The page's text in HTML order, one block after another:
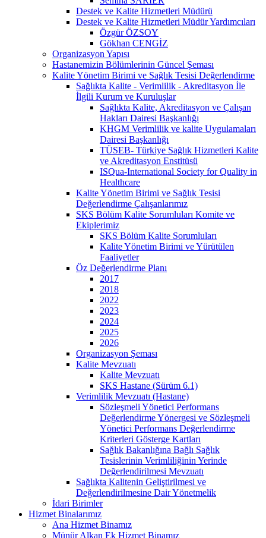
Destek ve Kalite Hizmetleri Müdürü
Destek ve Kalite Hizmetleri Müdür Yardımcıları
Özgür ÖZSOY
Gökhan CENGİZ
Organizasyon Yapısı
Hastanemizin Bölümlerinin Güncel Şeması
Kalite Yönetim Birimi ve Sağlık Tesisi Değerlendirme
Sağlıkta Kalite - Verimlilik - Akreditasyon İle
İlgili Kurum ve Kuruluşlar
Sağlıkta Kalite, Akreditasyon ve Çalışan
Hakları Dairesi Başkanlığı
KHGM Verimlilik ve kalite Uygulamaları
Dairesi Başkanlığı
TÜSEB- Türkiye Sağlık Hizmetleri Kalite
ve Akreditasyon Enstitüsü
ISQua-International Society for Quality in
Healthcare
Kalite Yönetim Birimi ve Sağlık Tesisi
Değerlendirme Çalışanlarımız
SKS Bölüm Kalite Sorumluları Komite ve
Ekiplerimiz
SKS Bölüm Kalite Sorumluları
Kalite Yönetim Birimi ve Yürütülen
Faaliyetler
Öz Değerlendirme Planı
2017
2018
2022
2023
2024
2025
2026
Organizasyon Şeması
Kalite Mevzuatı
Kalite Mevzuatı
SKS Hastane (Sürüm 6.1)
Verimlilik Mevzuatı (Hastane)
Sözleşmeli Yönetici Performans
Değerlendirme Yönergesi ve Sözleşmeli
Yönetici Performans Değerlendirme
Kriterleri Gösterge Kartları
Sağlık Bakanlığına Bağlı Sağlık
Tesislerinin Verimliliğinin Yerinde
Değerlendirilmesi Mevzuatı
Sağlıkta Kalitenin Geliştirilmesi ve
Değerlendirilmesine Dair Yönetmelik
İdari Birimler
Hizmet Binalarımız
Ana Hizmet Binamız
Münür Alkan Ek Hizmet Binamız